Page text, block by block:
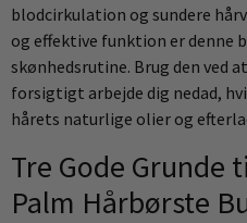
blodcirkulation og sundere
og effektive funktion er denne
skønhedsrutine. Brug den ved
forsigtigt arbejde dig nedad,
hårets naturlige olier og
Tre Gode Grunde
Palm Hårbørste